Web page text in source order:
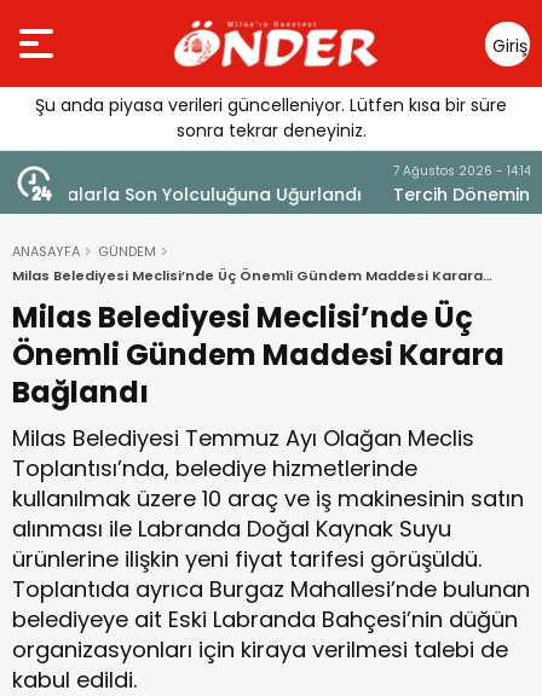
Giriş
Yap
Şu anda piyasa verileri güncelleniyor. Lütfen kısa bir süre
sonra tekrar deneyiniz.
Tercih Döneminde Barınma Telaşı Başladı
ANASAYFA
GÜNDEM
Milas Belediyesi Meclisi’nde Üç Önemli Gündem Maddesi Karara
Bağlandı
Milas Belediyesi Meclisi’nde Üç
Önemli Gündem Maddesi Karara
Bağlandı
Milas Belediyesi Temmuz Ayı Olağan Meclis
Toplantısı’nda, belediye hizmetlerinde
kullanılmak üzere 10 araç ve iş makinesinin satın
alınması ile Labranda Doğal Kaynak Suyu
ürünlerine ilişkin yeni fiyat tarifesi görüşüldü.
Toplantıda ayrıca Burgaz Mahallesi’nde bulunan
belediyeye ait Eski Labranda Bahçesi’nin düğün
organizasyonları için kiraya verilmesi talebi de
kabul edildi.